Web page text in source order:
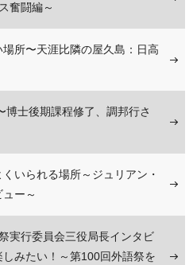
奮闘編～
所〜天涯比隣の屋久島：日高
博士後期課程修了、調邦行さ
いられる場所～ジュリアン・
ー～
実行委員会三役局長インタビ
みたい！～第100回外語祭を